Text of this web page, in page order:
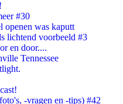
#30
was kaputt
lichtend voorbeeld #3
en door....
Tennessee
-vragen en -tips) #42